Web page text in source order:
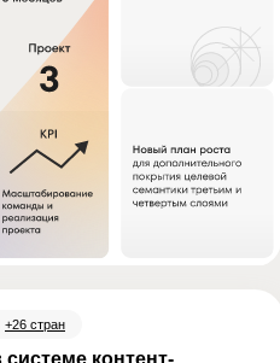
–
это
+26 стран
контент-